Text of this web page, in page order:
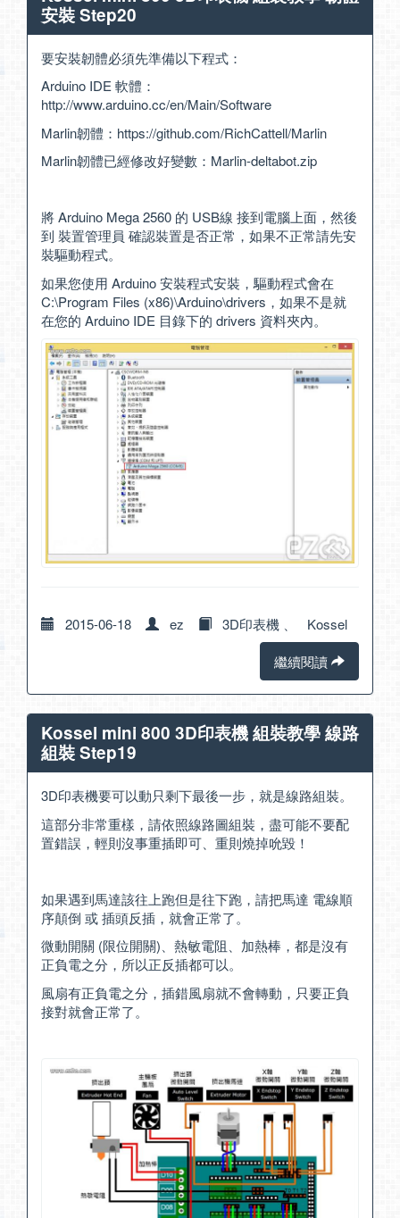
安裝 Step20
要安裝韌體必須先準備以下程式：
Arduino IDE 軟體：
http://www.arduino.cc/en/Main/Software
Marlin韌體： https://github.com/RichCattell/Marlin
Marlin韌體已經修改好變數： Marlin-deltabot.zip
將 Arduino Mega 2560 的 USB線 接到電腦上面，然後
到 裝置管理員 確認裝置是否正常，如果不正常請先安
裝驅動程式。
如果您使用 Arduino 安裝程式安裝，驅動程式會在
C:\Program Files (x86)\Arduino\drivers，如果不是就
在您的 Arduino IDE 目錄下的 drivers 資料夾內。
2015-06-18 ez 3D印表機 、 Kossel
繼續閱讀
Kossel mini 800 3D印表機 組裝教學 線路
組裝 Step19
3D印表機要可以動只剩下最後一步，就是線路組裝。
這部分非常重樣，請依照線路圖組裝，盡可能不要配
置錯誤，輕則沒事重插即可、重則燒掉吮毀！
如果遇到馬達該往上跑但是往下跑，請把馬達 電線順
序顛倒 或 插頭反插，就會正常了。
微動開關 (限位開關)、熱敏電阻、加熱棒，都是沒有
正負電之分，所以正反插都可以。
風扇有正負電之分，插錯風扇就不會轉動，只要正負
接對就會正常了。